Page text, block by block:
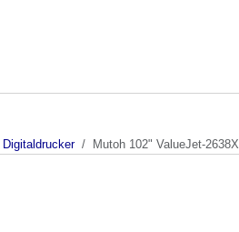
Digitaldrucker Mutoh 102" ValueJet-2638X